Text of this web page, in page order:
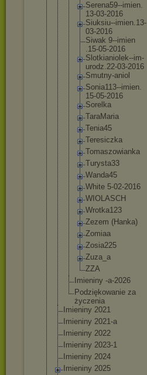
Serena59--imien.
13-03-2016
Siuksiu--imien.13-
03-2016
Siwak 9--imien
.15-05-2016
Slotkianiolek--im-
urodz.22-03-2016
Smutny-aniol
Sonia113--imien.
15-05-2016
Sorelka
TaraMaria
Tenia45
Teresicz ka
Tomaszowianka
Turysta33
Wanda45
White 5-02-2016
WIOLASCH
Wrotka123
Zezem (Hanka)
Zomiaa
Zosia225
Zuza_a
ZZA
Imieniny -a-2026
Podziękowanie za
życzenia
Imieniny 2021
Imieniny 2021-a
Imieniny 2022
Imieniny 2023-1
Imieniny 2024
Imieniny 2025